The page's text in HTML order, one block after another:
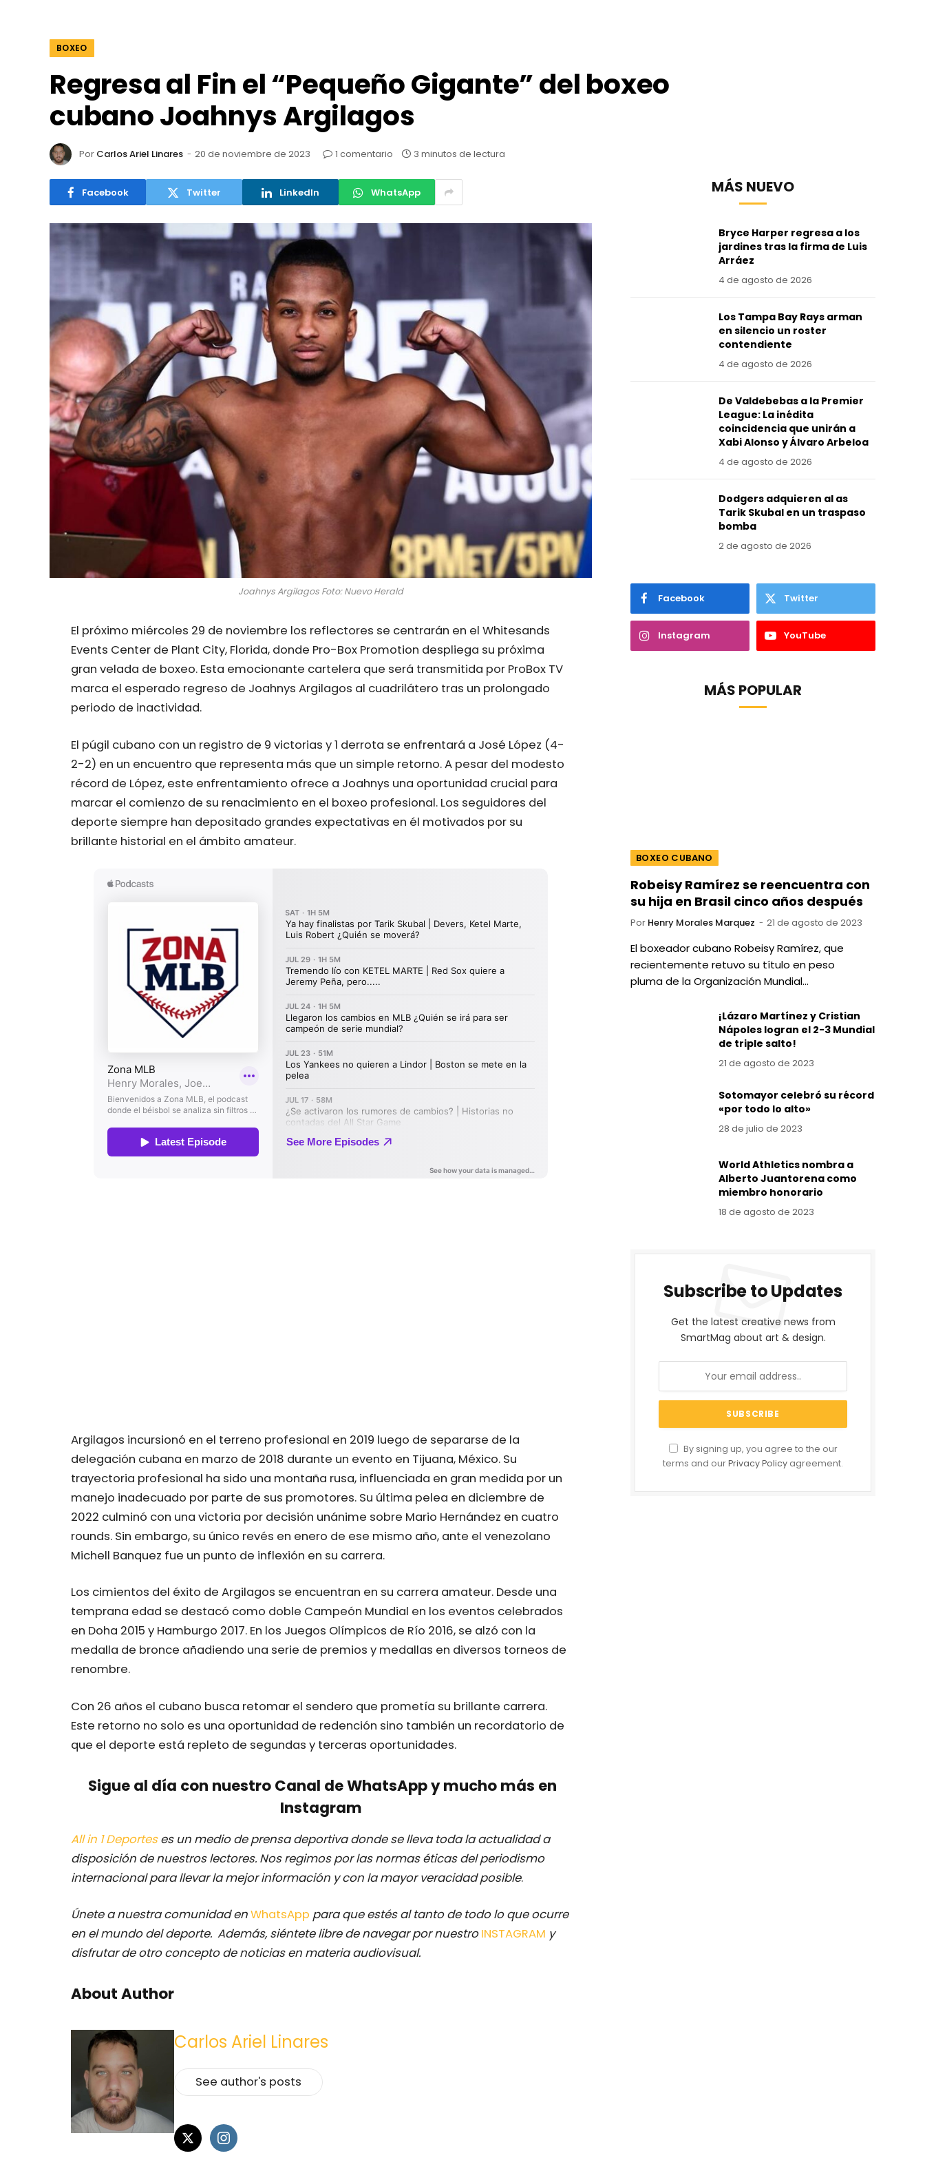
BOXEO
Regresa al Fin el “Pequeño Gigante” del boxeo
cubano Joahnys Argilagos
Por Carlos Ariel Linares 20 de noviembre de 2023 1 comentario 3 minutos de lectura
Facebook Twitter LinkedIn WhatsApp
Joahnys Argilagos Foto: Nuevo Herald
El próximo miércoles 29 de noviembre los reflectores se centrarán en el Whitesands
Events Center de Plant City, Florida, donde Pro-Box Promotion despliega su próxima
gran velada de boxeo. Esta emocionante cartelera que será transmitida por ProBox TV
marca el esperado regreso de Joahnys Argilagos al cuadrilátero tras un prolongado
periodo de inactividad.
El púgil cubano con un registro de 9 victorias y 1 derrota se enfrentará a José López (4-
2-2) en un encuentro que representa más que un simple retorno. A pesar del modesto
récord de López, este enfrentamiento ofrece a Joahnys una oportunidad crucial para
marcar el comienzo de su renacimiento en el boxeo profesional. Los seguidores del
deporte siempre han depositado grandes expectativas en él motivados por su
brillante historial en el ámbito amateur.
Argilagos incursionó en el terreno profesional en 2019 luego de separarse de la
delegación cubana en marzo de 2018 durante un evento en Tijuana, México. Su
trayectoria profesional ha sido una montaña rusa, influenciada en gran medida por un
manejo inadecuado por parte de sus promotores. Su última pelea en diciembre de
2022 culminó con una victoria por decisión unánime sobre Mario Hernández en cuatro
rounds. Sin embargo, su único revés en enero de ese mismo año, ante el venezolano
Michell Banquez fue un punto de inflexión en su carrera.
Los cimientos del éxito de Argilagos se encuentran en su carrera amateur. Desde una
temprana edad se destacó como doble Campeón Mundial en los eventos celebrados
en Doha 2015 y Hamburgo 2017. En los Juegos Olímpicos de Río 2016, se alzó con la
medalla de bronce añadiendo una serie de premios y medallas en diversos torneos de
renombre.
Con 26 años el cubano busca retomar el sendero que prometía su brillante carrera.
Este retorno no solo es una oportunidad de redención sino también un recordatorio de
que el deporte está repleto de segundas y terceras oportunidades.
Sigue al día con nuestro Canal de WhatsApp y mucho más en
Instagram
All in 1 Deporteses un medio de prensa deportiva donde se lleva toda la actualidad a
disposición de nuestros lectores. Nos regimos por las normas éticas del periodismo
internacional para llevar la mejor información y con la mayor veracidad posible.
Únete a nuestra comunidad enWhatsApp para que estés al tanto de todo lo que ocurre
en el mundo del deporte. Además, siéntete libre de navegar por nuestro INSTAGRAM y
disfrutar de otro concepto de noticias en materia audiovisual.
About Author
Carlos Ariel Linares
See author's posts
MÁS NUEVO
Bryce Harper regresa a los
jardines tras la firma de Luis
Arráez
4 de agosto de 2026
Los Tampa Bay Rays arman
en silencio un roster
contendiente
4 de agosto de 2026
De Valdebebas a la Premier
League: La inédita
coincidencia que unirán a
Xabi Alonso y Álvaro Arbeloa
4 de agosto de 2026
Dodgers adquieren al as
Tarik Skubal en un traspaso
bomba
2 de agosto de 2026
Facebook Twitter
Instagram YouTube
MÁS POPULAR
BOXEO CUBANO
Robeisy Ramírez se reencuentra con
su hija en Brasil cinco años después
Por Henry Morales Marquez 21 de agosto de 2023
El boxeador cubano Robeisy Ramírez, que
recientemente retuvo su título en peso
pluma de la Organización Mundial…
¡Lázaro Martínez y Cristian
Nápoles logran el 2-3 Mundial
de triple salto!
21 de agosto de 2023
Sotomayor celebró su récord
«por todo lo alto»
28 de julio de 2023
World Athletics nombra a
Alberto Juantorena como
miembro honorario
18 de agosto de 2023
Subscribe to Updates
Get the latest creative news from
SmartMag about art & design.
By signing up, you agree to the our
terms and ourPrivacy Policy agreement.